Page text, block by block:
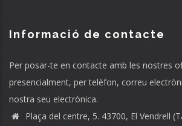
Informació de contacte
Per posar-te en contacte amb les nostres
presencialment, per telèfon, correu
nostra seu electrònica.
Plaça del centre, 5. 43700, El Vendrell